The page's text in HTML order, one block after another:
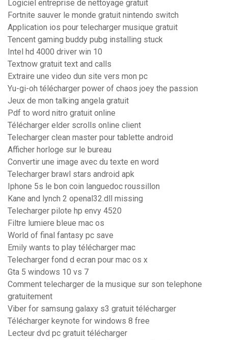
Logiciel entreprise de nettoyage gratuit
Fortnite sauver le monde gratuit nintendo switch
Application ios pour telecharger musique gratuit
Tencent gaming buddy pubg installing stuck
Intel hd 4000 driver win 10
Textnow gratuit text and calls
Extraire une video dun site vers mon pc
Yu-gi-oh télécharger power of chaos joey the passion
Jeux de mon talking angela gratuit
Pdf to word nitro gratuit online
Télécharger elder scrolls online client
Telecharger clean master pour tablette android
Afficher horloge sur le bureau
Convertir une image avec du texte en word
Telecharger brawl stars android apk
Iphone 5s le bon coin languedoc roussillon
Kane and lynch 2 openal32.dll missing
Telecharger pilote hp envy 4520
Filtre lumiere bleue mac os
World of final fantasy pc save
Emily wants to play télécharger mac
Telecharger fond d ecran pour mac os x
Gta 5 windows 10 vs 7
Comment telecharger de la musique sur son telephone
gratuitement
Viber for samsung galaxy s3 gratuit télécharger
Télécharger keynote for windows 8 free
Lecteur dvd pc gratuit télécharger